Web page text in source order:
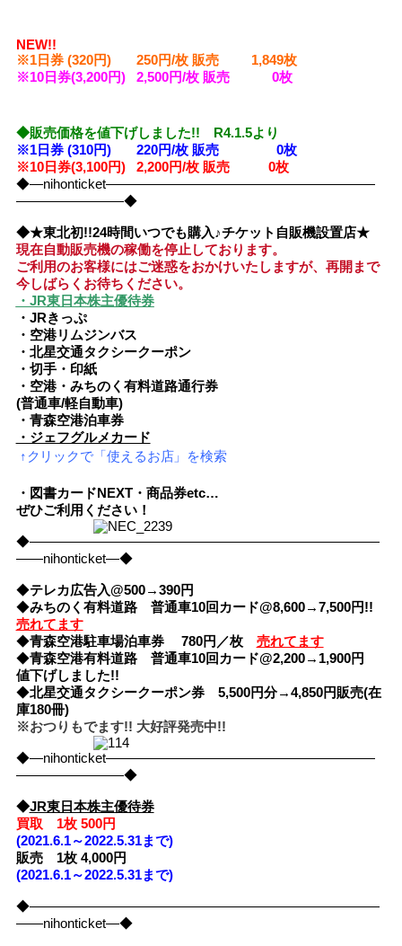
NEW!!
※1日券 (320円) 250円/枚 販売 1,849枚
※10日券(3,200円) 2,500円/枚 販売 0枚
◆販売価格を値下げしました!! R4.1.5より
※1日券 (310円) 220円/枚 販売 0枚
※10日券(3,100円) 2,200円/枚 販売 0枚
◆―nihonticket――――――――――――――――――――
――――――――◆
◆★東北初!!24時間いつでも購入♪チケット自販機設置店★
現在自動販売機の稼働を停止しております。
ご利用のお客様にはご迷惑をおかけいたしますが、 再開まで
今しばらくお待ちください。
・JR東日本株主優待券
・JRきっぷ
・空港リムジンバス
・北星交通タクシークーポン
・切手・印紙
・空港・みちのく有料道路通行券
(普通車/軽自動車)
・青森空港泊車券
・ジェフグルメカード
↑クリックで「使えるお店」を検索
・図書カードNEXT・商品券etc…
ぜひご利用ください！
◆――――――――――――――――――――――――――
――nihonticket―◆
◆テレカ広告入@500→390円
◆みちのく有料道路 普通車10回カード@8,600→7,500円!!
売れてます
◆青森空港駐車場泊車券 780円／枚
売れてます
◆青森空港有料道路 普通車10回カード@2,200→1,900円
値下げしました!!
◆北星交通タクシークーポン券 5,500円分→4,850円販売(在
庫180冊)
※おつりもでます!! 大好評発売中!!
◆―nihonticket――――――――――――――――――――
――――――――◆
◆JR東日本株主優待券
買取 1枚 500円
(2021.6.1～2022.5.31まで)
販売 1枚 4,000円
(2021.6.1～2022.5.31まで)
◆――――――――――――――――――――――――――
――nihonticket―◆